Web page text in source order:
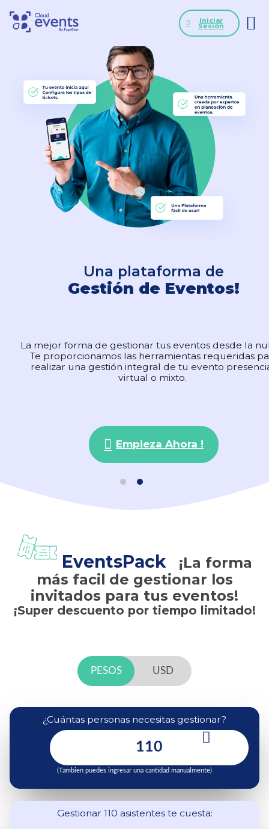
Iniciar
Sesión
Una plataforma de
Gestión de Eventos!
La mejor forma de gestionar tus eventos desde la
Te proporcionamos las herramientas requeridas
realizar una gestión integral de tu evento
virtual o mixto.
Empieza Ahora !
Una plataforma de
Gestión de Eventos!
La mejor forma de gestionar tus eventos desde la
Te proporcionamos las herramientas requeridas
realizar una gestión integral de tu evento
virtual o mixto.
Empieza Ahora !
EventsPack
¡La forma
más facil de gestionar los
invitados para tus eventos!
¡Super descuento por tiempo limitado!
PESOS USD
¿Cuántas personas necesitas gestionar?
(Tambien puedes ingresar una cantidad manualmente)
Gestionar 110 asistentes te cuesta: